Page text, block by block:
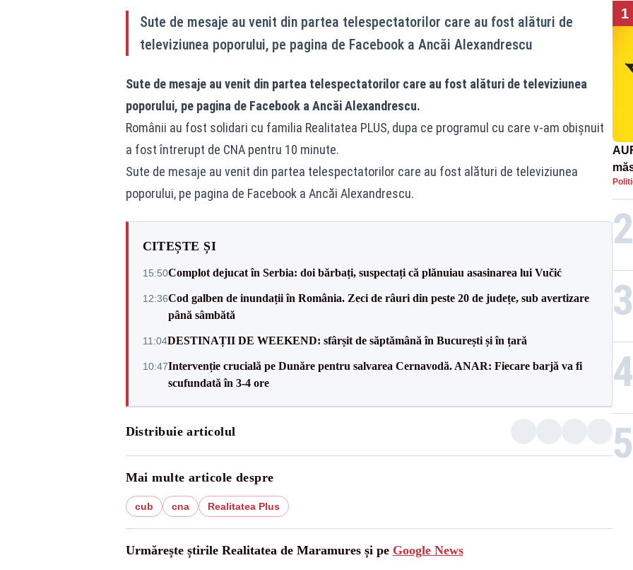
Sute de mesaje au venit din partea telespectatorilor care au fost alături de
televiziunea poporului, pe pagina de Facebook a Ancăi Alexandrescu
Sute de mesaje au venit din partea telespectatorilor care au fost alături de televiziunea
poporului, pe pagina de Facebook a Ancăi Alexandrescu.
Românii au fost solidari cu familia Realitatea PLUS, dupa ce programul cu care v-am obișnuit
a fost întrerupt de CNA pentru 10 minute.
Sute de mesaje au venit din partea telespectatorilor care au fost alături de televiziunea
poporului, pe pagina de Facebook a Ancăi Alexandrescu.
CITEȘTE ȘI
15:50Complot dejucat în Serbia: doi bărbați, suspectați că plănuiau asasinarea lui Vučić
12:36Cod galben de inundații în România. Zeci de râuri din peste 20 de județe, sub avertizare
până sâmbătă
11:04DESTINAȚII DE WEEKEND: sfârșit de săptămână în București și în țară
10:47Intervenție crucială pe Dunăre pentru salvarea Cernavodă. ANAR: Fiecare barjă va fi
scufundată în 3-4 ore
Distribuie articolul
Mai multe articole despre
cub cna Realitatea Plus
Urmărește știrile Realitatea de Maramures și pe Google News
1
2
3
4
5